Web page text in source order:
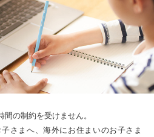
の制約を受けません。
さまへ、海外にお住まいのお子さま